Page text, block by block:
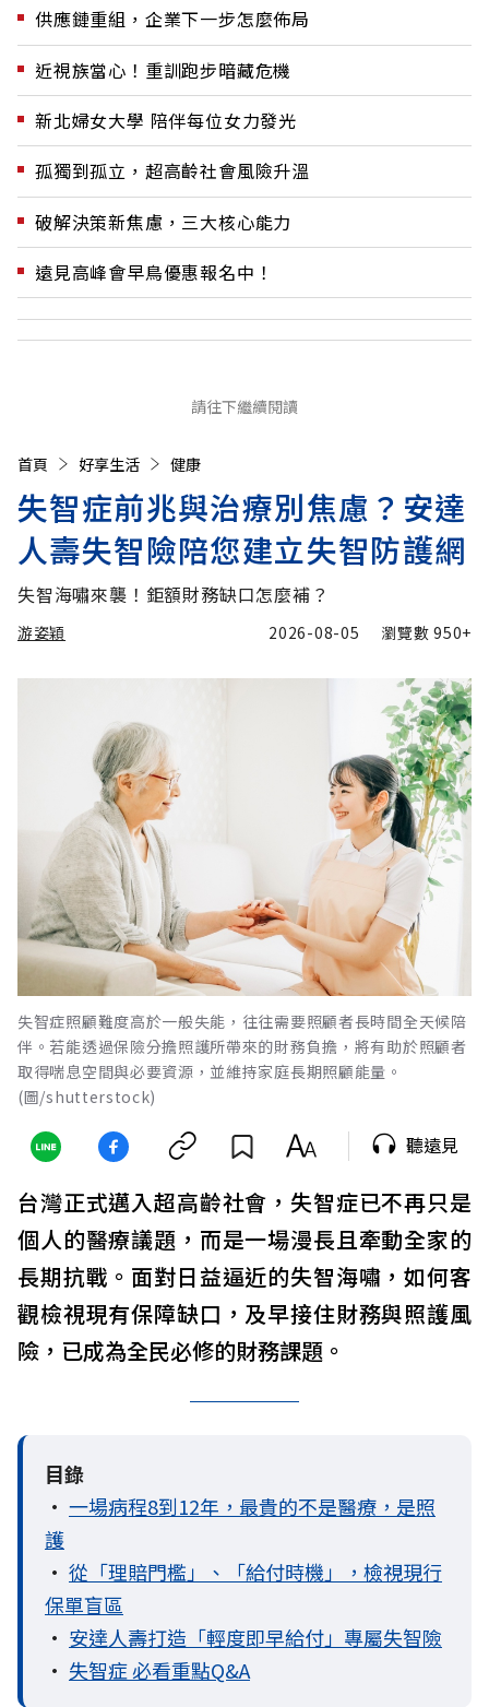
供應鏈重組，企業下一步怎麼佈局
近視族當心！重訓跑步暗藏危機
新北婦女大學 陪伴每位女力發光
孤獨到孤立，超高齡社會風險升溫
破解決策新焦慮，三大核心能力
遠見高峰會早鳥優惠報名中！
請往下繼續閱讀
首頁 好享生活 健康
失智症前兆與治療別焦慮？安達
人壽失智險陪您建立失智防護網
失智海嘯來襲！鉅額財務缺口怎麼補？
游姿穎 2026-08-05 瀏覽數950+
失智症照顧難度高於一般失能，往往需要照顧者長時間全天候陪
伴。若能透過保險分擔照護所帶來的財務負擔，將有助於照顧者
取得喘息空間與必要資源，並維持家庭長期照顧能量。
(圖/shutterstock)
聽遠見
台灣正式邁入超高齡社會，失智症已不再只是
個人的醫療議題，而是一場漫長且牽動全家的
長期抗戰。面對日益逼近的失智海嘯，如何客
觀檢視現有保障缺口，及早接住財務與照護風
險，已成為全民必修的財務課題。
目錄
• 一場病程8到12年，最貴的不是醫療，是照
護
• 從「理賠門檻」、「給付時機」，檢視現行
保單盲區
• 安達人壽打造「輕度即早給付」專屬失智險
• 失智症 必看重點Q&A